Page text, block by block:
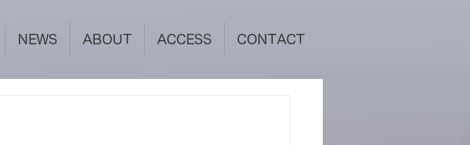
NEWS ABOUT ACCESS CONTACT